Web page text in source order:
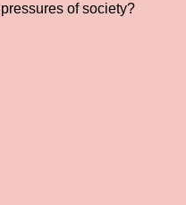
pressures of society?